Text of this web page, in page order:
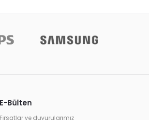
E-Bülten
Fırsatlar ve duyurularımız